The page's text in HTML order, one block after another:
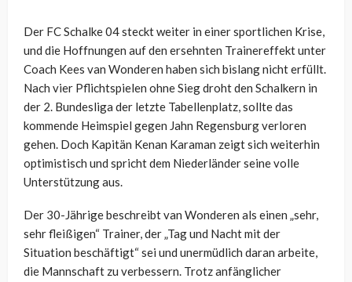
Der FC Schalke 04 steckt weiter in einer sportlichen Krise,
und die Hoffnungen auf den ersehnten Trainereffekt unter
Coach Kees van Wonderen haben sich bislang nicht erfüllt.
Nach vier Pflichtspielen ohne Sieg droht den Schalkern in
der 2. Bundesliga der letzte Tabellenplatz, sollte das
kommende Heimspiel gegen Jahn Regensburg verloren
gehen. Doch Kapitän Kenan Karaman zeigt sich weiterhin
optimistisch und spricht dem Niederländer seine volle
Unterstützung aus.
Der 30-Jährigebeschreibt van Wonderen als einen „sehr,
sehr fleißigen“ Trainer, der „Tag und Nacht mit der
Situation beschäftigt“ sei und unermüdlich daran arbeite,
die Mannschaft zu verbessern. Trotz anfänglicher